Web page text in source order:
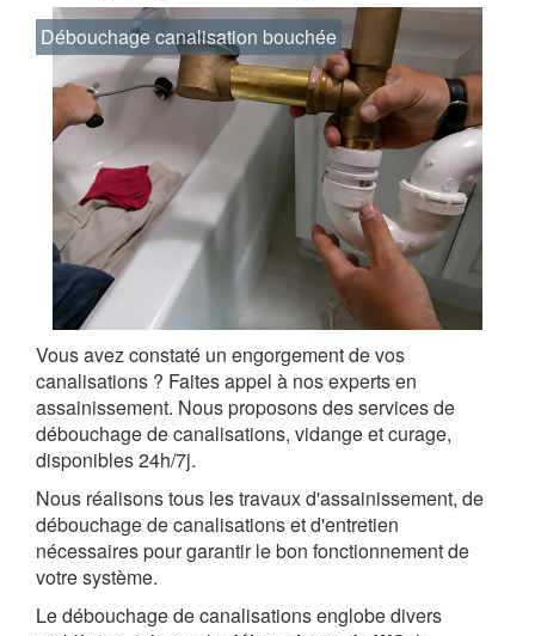
Débouchage canalisation bouchée
Vous avez constaté un engorgement de vos
canalisations ? Faites appel à nos experts en
assainissement. Nous proposons des services de
débouchage de canalisations, vidange et curage,
disponibles 24h/7j.
Nous réalisons tous les travaux d'assainissement, de
débouchage de canalisations et d'entretien
nécessaires pour garantir le bon fonctionnement de
votre système.
Le débouchage de canalisations englobe divers